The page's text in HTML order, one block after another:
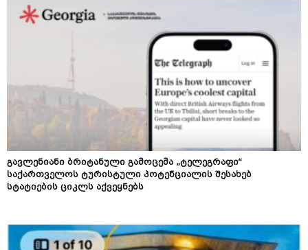
გავლენიანი ბრიტანული გამოცემა „ტელეგრაფი“
საქართველოს ტურისტული პოტენციალის შესახებ
სტატიების ციკლს აქვეყნებს